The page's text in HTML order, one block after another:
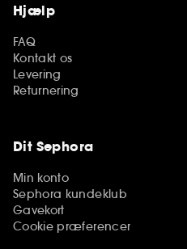
Hjælp
FAQ
Kontakt os
Levering
Returnering
Dit Sephora
Min konto
Sephora kundeklub
Gavekort
Cookie præferencer